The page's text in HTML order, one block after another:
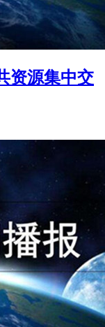
资源集中交